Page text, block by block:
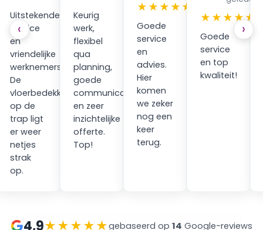
Uitstekende
service
en
vriendelijke
werknemers.
De
vloerbedekking
op de
trap ligt
er weer
netjes
strak
op.
Keurig
werk,
flexibel
qua
planning,
goede
communicatie
en zeer
inzichtelijke
offerte.
Top!
★★★★★
Goede
service
en
advies.
Hier
komen
we zeker
nog een
keer
terug.
★★★★★
Goede
service
en top
kwaliteit!
‹ ›
4,9★★★★★gebaseerd op 14 Google-reviews